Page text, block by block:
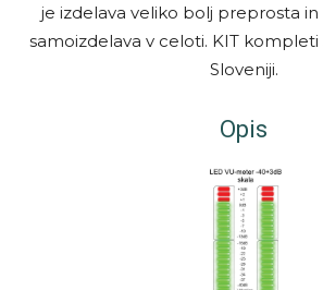
je izdelava veliko bolj preprosta
samoizdelava v celoti. KIT kompleti
Sloveniji.
Opis